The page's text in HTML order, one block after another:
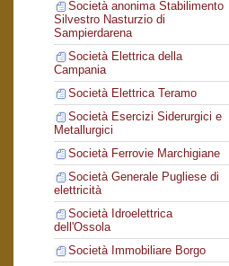
Società anonima Stabilimento
Silvestro Nasturzio di
Sampierdarena
Società Elettrica della
Campania
Società Elettrica Teramo
Società Esercizi Siderurgici e
Metallurgici
Società Ferrovie Marchigiane
Società Generale Pugliese di
elettricità
Società Idroelettrica
dell'Ossola
Società Immobiliare Borgo